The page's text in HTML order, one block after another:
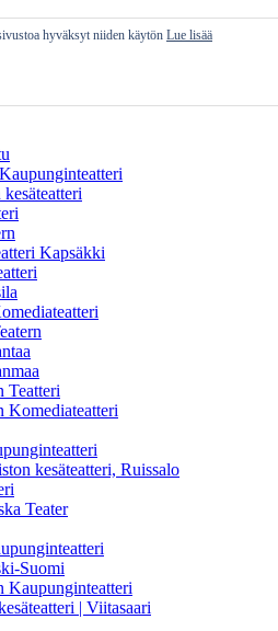
Kapsäkki
Teatteri
Komediateatteri
kesäteatteri, Ruissalo
Teater
Suomi
Kaupunginteatteri
| Viitasaari
hyväksyt niiden käytön Lue lisää